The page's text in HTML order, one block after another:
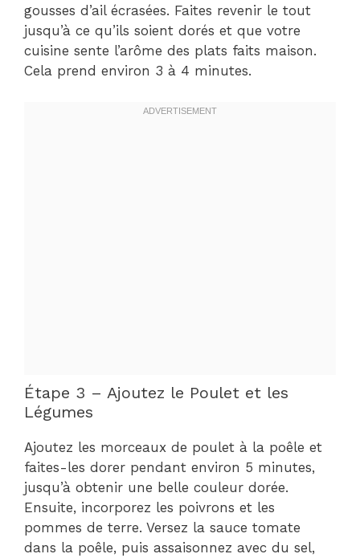
gousses d’ail écrasées. Faites revenir le tout
jusqu’à ce qu’ils soient dorés et que votre
cuisine sente l’arôme des plats faits maison.
Cela prend environ 3 à 4 minutes.
Étape 3 – Ajoutez le Poulet et les
Légumes
Ajoutez les morceaux de poulet à la poêle et
faites-les dorer pendant environ 5 minutes,
jusqu’à obtenir une belle couleur dorée.
Ensuite, incorporez les poivrons et les
pommes de terre. Versez la sauce tomate
dans la poêle, puis assaisonnez avec du sel,